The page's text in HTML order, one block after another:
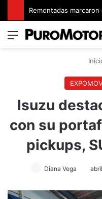
Menú
Isuzu
con su
pickups,
Diana Vega